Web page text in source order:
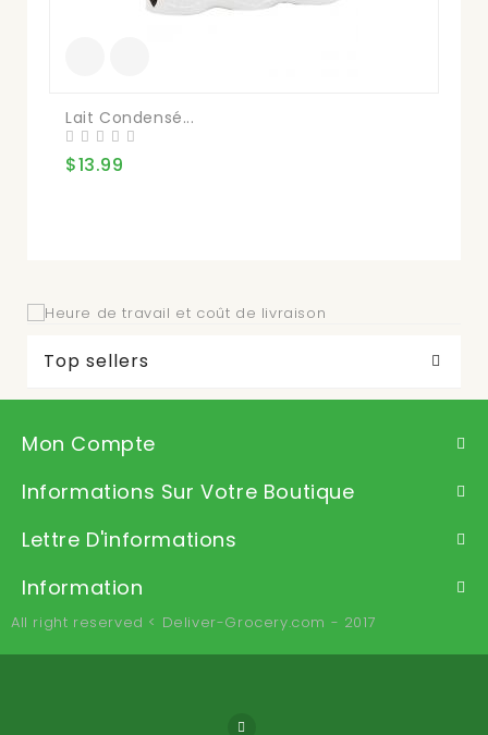
Lait Condensé...
$13.99
Top sellers
Mon Compte
Informations Sur Votre Boutique
Lettre D'informations
Information
All right reserved < Deliver-Grocery.com - 2017